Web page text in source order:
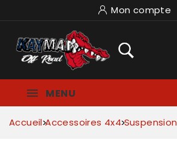
Mon compte
MENU
Accueil Accessoires 4x4 Suspension